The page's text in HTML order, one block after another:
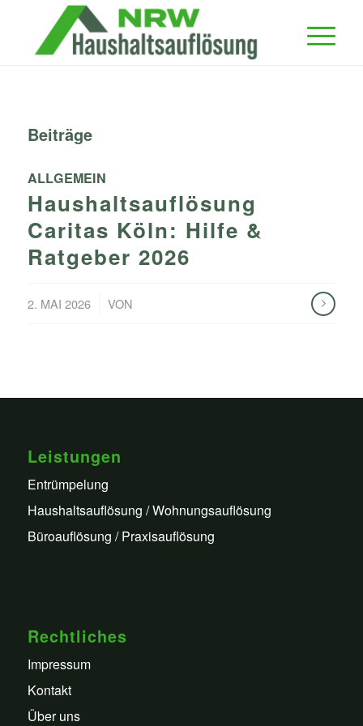
Beiträge
ALLGEMEIN
Haushaltsauflösung
Caritas Köln: Hilfe &
Ratgeber 2026
2. MAI 2026 VON
Leistungen
Entrümpelung
Haushaltsauflösung / Wohnungsauflösung
Büroauflösung / Praxisauflösung
Rechtliches
Impressum
Kontakt
Über uns